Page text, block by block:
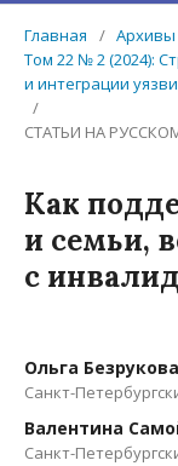
Главная / Архивы
Том 22 № 2 (2024):
и интеграции
/
СТАТЬИ НА
Как
и семьи,
с
Ольга Безрукова
Санкт-
Валентина
Санкт-